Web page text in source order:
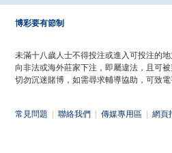
博彩要有節制
未滿十八歲人士不得投注或進入可投注的地
向非法或海外莊家下注，即屬違法，且可被
切勿沉迷賭博，如需尋求輔導協助，可致電
常見問題 聯絡我們 傳媒專用區 網頁